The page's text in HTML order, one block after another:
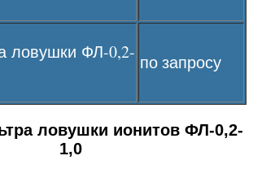
ловушки ФЛ-0,2- по запросу
ловушки ионитов ФЛ-0,2-
1,0